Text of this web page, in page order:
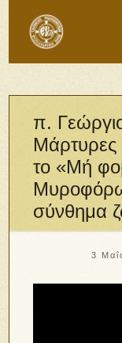
π.
Μάρτυρες
το «Μή
σύνθημα
3